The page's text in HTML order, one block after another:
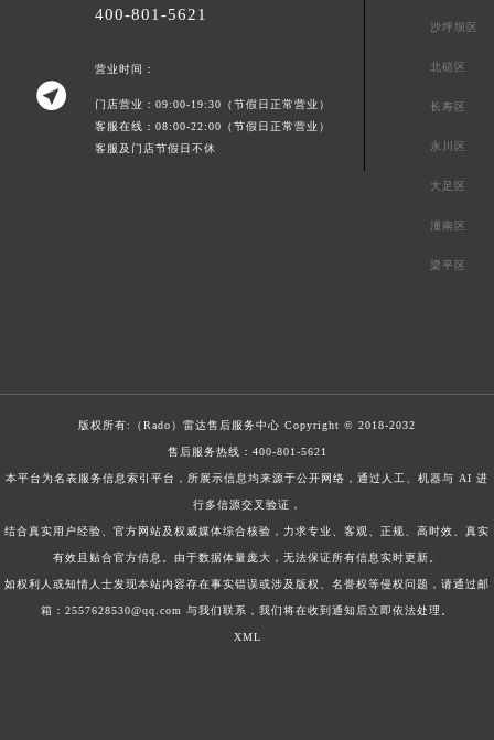
400-801-5621

营业时间：
门店营业：09:00-19:30（节假日正常营业）
客服在线：08:00-22:00（节假日正常营业）
客服及门店节假日不休
沙坪坝区
北碚区
长寿区
永川区
大足区
潼南区
梁平区
版权所有:（Rado） 雷达售后服务中心 Copyright © 2018-2032
售后服务热线： 400-801-5621
本平台为名表服务信息索引平台，所展示信息均来源于公开网络，通过人工、机器与 AI 进
行多信源交叉验证，
结合真实用户经验、官方网站及权威媒体综合核验，力求专业、客观、正规、高时效、真实
有效且贴合官方信息。由于数据体量庞大，无法保证所有信息实时更新。
如权利人或知情人士发现本站内容存在事实错误或涉及版权、名誉权等侵权问题，请通过邮
箱：2557628530@qq.com 与我们联系，我们将在收到通知后立即依法处理。
XML